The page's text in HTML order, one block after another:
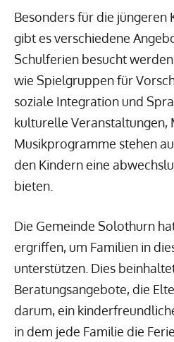
Besonders für die jüngeren
gibt es verschiedene
Schulferien besucht
wie Spielgruppen für
soziale Integration und
kulturelle Veranstaltungen,
Musikprogramme stehen
den Kindern eine
bieten.
Die Gemeinde Solothurn
ergriffen, um Familien in
unterstützen. Dies
Beratungsangebote, die
darum, ein
in dem jede Familie die